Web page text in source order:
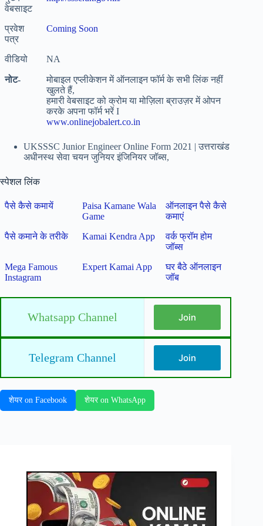
वेबसाइट
प्रवेश
पत्र
Coming Soon
वीडियो NA
नोट-
मोबाइल एप्लीकेशन में ऑनलाइन फॉर्म के सभी लिंक नहीं
खुलते हैं,
हमारी वेबसाइट को क्रोम या मोज़िला ब्राउज़र में ओपन
करके अपना फॉर्म भरें I
www.onlinejobalert.co.in
UKSSSC Junior Engineer Online Form 2021 | उत्तराखंड
अधीनस्थ सेवा चयन जुनियर इंजिनियर जॉब्स,
स्पेशल लिंक
पैसे कैसे कमायें
Paisa Kamane Wala
Game
ऑनलाइन पैसे कैसे
कमाएं
पैसे कमाने के तरीके
Kamai Kendra App
वर्क फ्रॉम होम
जॉब्स
Mega Famous
Instagram
Expert Kamai App
घर बैठे ऑनलाइन
जॉब
Whatsapp Channel Join
Telegram Channel Join
शेयर on Facebook शेयर on WhatsApp